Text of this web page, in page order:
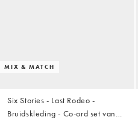
MIX & MATCH
Six Stories - Last Rodeo -
Bruidskleding - Co-ord set van